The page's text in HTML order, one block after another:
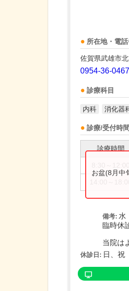
所在地・電
佐賀県武雄市
0954-36-0467
診療科目
内科 消化器
診療/受付時
診療時間
お盆(8月中
備考: 水
臨時休
当院は
休診日: 日、祝